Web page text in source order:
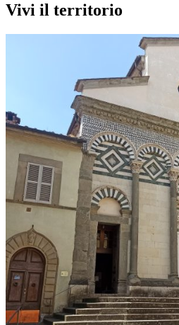
Vivi il territorio
Musei
Casa-museo Sigfrido Bartolini
Pistoia